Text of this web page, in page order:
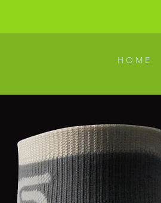
H O M E